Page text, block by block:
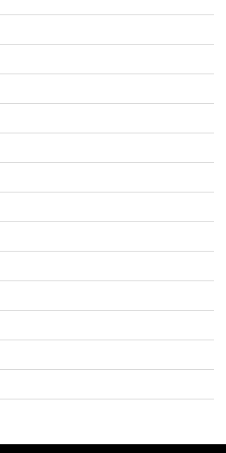
chosen
product